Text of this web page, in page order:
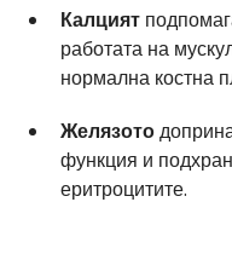
Калцият
работата на
нормална костна
Желязото
функция и
еритроцитите.